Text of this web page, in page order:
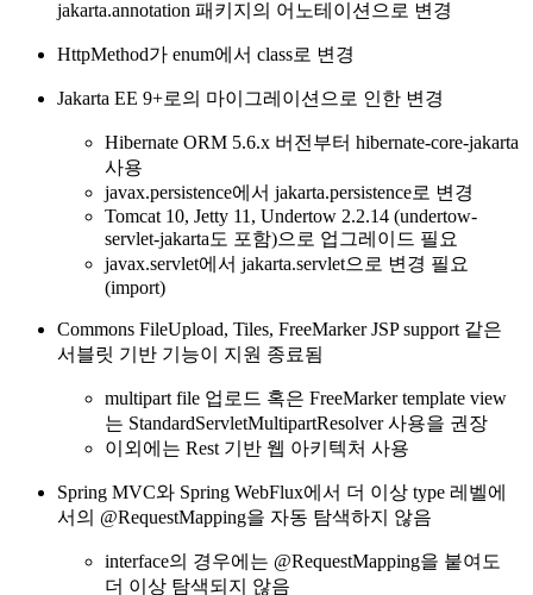
jakarta.annotation 패키지의 어노테이션으로 변경
HttpMethod가 enum에서 class로 변경
Jakarta EE 9+로의 마이그레이션으로 인한 변경
Hibernate ORM 5.6.x 버전부터 hibernate-core-jakarta
사용
javax.persistence에서 jakarta.persistence로 변경
Tomcat 10, Jetty 11, Undertow 2.2.14 (undertow-
servlet-jakarta도 포함)으로 업그레이드 필요
javax.servlet에서 jakarta.servlet으로 변경 필요
(import)
Commons FileUpload, Tiles, FreeMarker JSP support 같은
서블릿 기반 기능이 지원 종료됨
multipart file 업로드 혹은 FreeMarker template view
는 StandardServletMultipartResolver 사용을 권장
이외에는 Rest 기반 웹 아키텍처 사용
Spring MVC와 Spring WebFlux에서 더 이상 type 레벨에
서의 @RequestMapping을 자동 탐색하지 않음
interface의 경우에는 @RequestMapping을 붙여도
더 이상 탐색되지 않음